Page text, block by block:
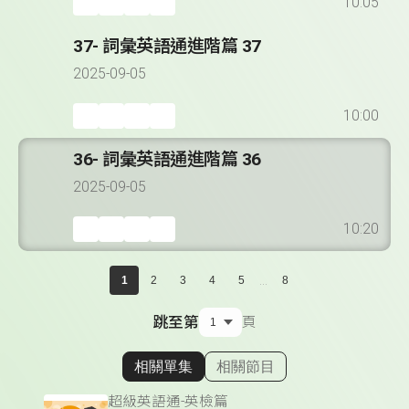
37- 詞彙英語通進階篇 37
2025-09-05
10:00
36- 詞彙英語通進階篇 36
2025-09-05
10:20
1 2 3 4 5 ... 8
跳至第 頁
顯示相關單集
相關單集 相關節目
超級英語通-英檢篇